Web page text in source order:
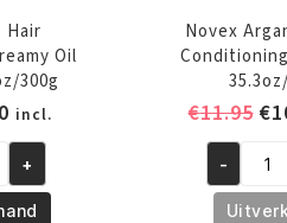
Hair
Oil
300g
Huidige
prijs
is:
€8.50.
incl.
+
Novex
€11.95 €
Novex
Argan
-